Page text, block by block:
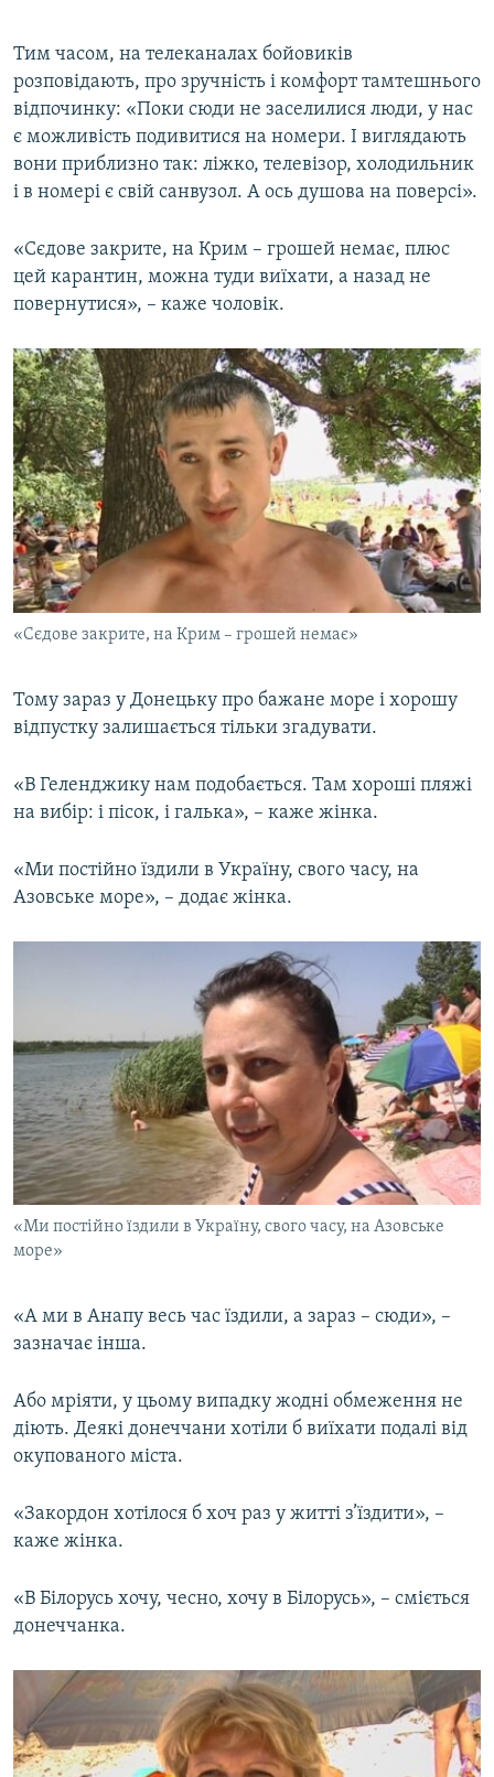
Тим часом, на телеканалах бойовиків
розповідають, про зручність і комфорт тамтешнього
відпочинку: «Поки сюди не заселилися люди, у нас
є можливість подивитися на номери. І виглядають
вони приблизно так: ліжко, телевізор, холодильник
і в номері є свій санвузол. А ось душова на поверсі».
«Сєдове закрите, на Крим – грошей немає, плюс
цей карантин, можна туди виїхати, а назад не
повернутися», – каже чоловік.
«Сєдове закрите, на Крим – грошей немає»
Тому зараз у Донецьку про бажане море і хорошу
відпустку залишається тільки згадувати.
«В Геленджику нам подобається. Там хороші пляжі
на вибір: і пісок, і галька», – каже жінка.
«Ми постійно їздили в Україну, свого часу, на
Азовське море», – додає жінка.
«Ми постійно їздили в Україну, свого часу, на Азовське
море»
«А ми в Анапу весь час їздили, а зараз – сюди», –
зазначає інша.
Або мріяти, у цьому випадку жодні обмеження не
діють. Деякі донеччани хотіли б виїхати подалі від
окупованого міста.
«Закордон хотілося б хоч раз у житті з’їздити», –
каже жінка.
«В Білорусь хочу, чесно, хочу в Білорусь», – сміється
донеччанка.